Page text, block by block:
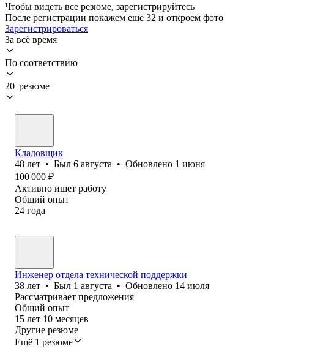
Чтобы видеть все резюме, зарегистрируйтесь
После регистрации покажем ещё 32 и откроем фото
Зарегистрироваться
За всё время
По соответствию
20 резюме
Кладовщик
48 лет • Был 6 августа • Обновлено 1 июня
100 000 ₽
Активно ищет работу
Общий опыт
24 года
Инженер отдела технической поддержки
38 лет • Был 1 августа • Обновлено 14 июля
Рассматривает предложения
Общий опыт
15 лет 10 месяцев
Другие резюме
Ещё 1 резюме